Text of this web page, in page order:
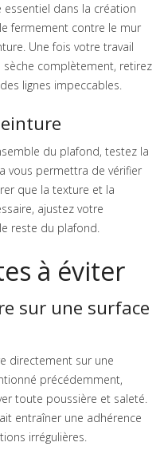
essentiel dans la création
fermement contre le mur
Une fois votre travail
complètement, retirez
lignes impeccables.
du plafond, testez la
vous permettra de vérifier
que la texture et la
ajustez votre
reste du plafond.
à éviter
sur une surface
directement sur une
précédemment,
toute poussière et saleté.
entraîner une adhérence
irrégulières.